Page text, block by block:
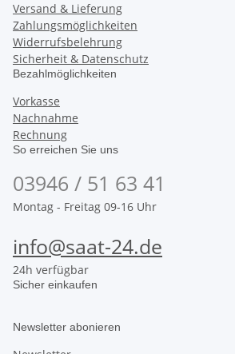
Versand & Lieferung
Zahlungsmöglichkeiten
Widerrufsbelehrung
Sicherheit & Datenschutz
Bezahlmöglichkeiten
Vorkasse
Nachnahme
Rechnung
So erreichen Sie uns
03946 / 51 63 41
Montag - Freitag 09-16 Uhr
info@saat-24.de
24h verfügbar
Sicher einkaufen
Newsletter abonieren